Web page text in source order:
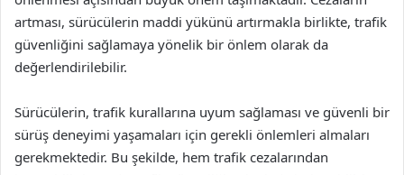
artması, sürücülerin maddi yükünü artırmakla birlikte, trafik
güvenliğini sağlamaya yönelik bir önlem olarak da
değerlendirilebilir.
Sürücülerin, trafik kurallarına uyum sağlaması ve güvenli bir
sürüş deneyimi yaşamaları için gerekli önlemleri almaları
gerekmektedir. Bu şekilde, hem trafik cezalarından